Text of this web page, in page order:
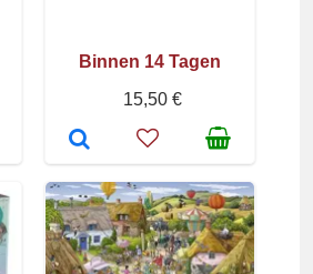
Binnen 14 Tagen
15,50 €